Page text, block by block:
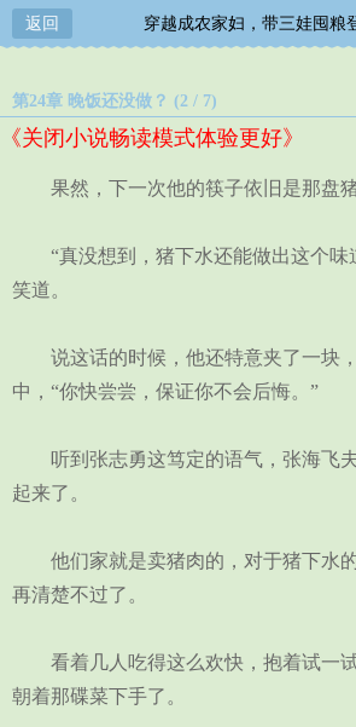
返回 穿越成农家妇，带三娃囤粮
第24章 晚饭还没做？ (2 / 7)
《关闭小说畅读模式体验更好》
果然，下一次他的筷子依旧是那盘猪
“真没想到，猪下水还能做出这个味
笑道。
说这话的时候，他还特意夹了一块
中，“你快尝尝，保证你不会后悔。”
听到张志勇这笃定的语气，张海飞
起来了。
他们家就是卖猪肉的，对于猪下水
再清楚不过了。
看着几人吃得这么欢快，抱着试一
朝着那碟菜下手了。